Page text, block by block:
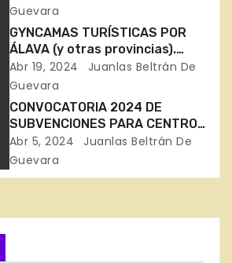
SOLO LUGAR
Guevara
GYNCAMAS TURÍSTICAS POR
ÁLAVA (y otras provincias).
JUGAR, CONOCIENDO NUESTOS
PUEBLOS
Abr 19, 2024
Juanlas Beltrán De
Guevara
CONVOCATORIA 2024 DE
SUBVENCIONES PARA CENTROS
VASCOS – EUSKAL ETXEAK
Abr 5, 2024
Juanlas Beltrán De
Guevara